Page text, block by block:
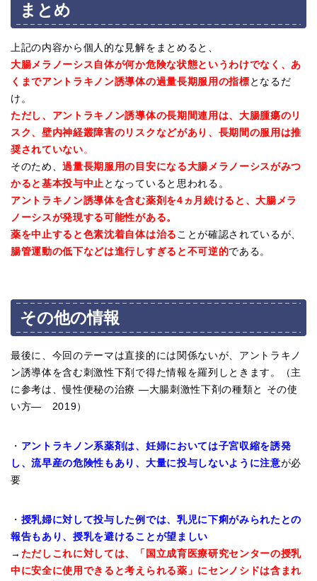
まとめ
上記の内容から個人的な見解をまとめると、
大腸メラノーシス自体が何か危険な状態というわけでなく、あ
くまでアントラキノン誘導体の過量長期服用の指標 となるだ
け。
ただし、アントラキノン誘導体の長期間連用は、大腸腫瘍のリ
スク、壁内神経叢障害のリスクなどがあり、長期間の服用は推
奨されていない。
そのため、過量長期服用の目安になる大腸メラノーシスがみつ
かると基本投与中止 となっていると思われる。
アントラキノン誘導体を含む薬剤を4ヵ月続けると、大腸メラ
ノーシスが発現する可能性がある。
薬を中止すると色素沈着自体は治る ことが確認されているが、
腸管運動の低下などは進行しすぎると不可逆的である。
その他の情報
最後に、今回のテーマは直接的には関係ないが、アントラキノ
ン誘導体を含む刺激性下剤で得た情報を羅列しときます。（主
に参考は、慢性便秘の治療 ―‌大腸刺激性下剤の種類と その使
い方― 2019）
・ アントラキノン系薬剤は、妊婦においては子宮収縮を誘発
し、流早産の危険性もあり、大量に投与しないように注意が必
要
・ 授乳婦に対して投与した例では、乳児に下痢がみられたとの
報告もあり、授乳を避けることが望ましい
→ ただしこれに対しては、「国立成育医療研究センターの授乳
中に安全に使用できると考えられる薬」にセンノシドは含まれ